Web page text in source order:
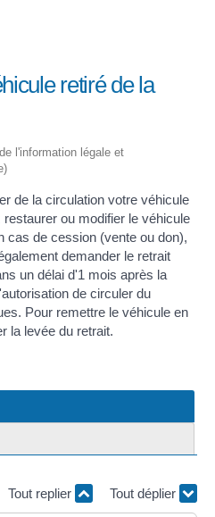
retiré de la
l'information légale et
de la circulation votre véhicule
ou modifier le véhicule
cas de cession (vente ou don),
demander le retrait
un délai d'1 mois après la
de circuler du
Pour remettre le véhicule en
la levée du retrait.
Tout replier Tout déplier